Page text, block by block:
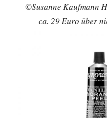
©Susanne Kaufmann
ca. 29 Euro über